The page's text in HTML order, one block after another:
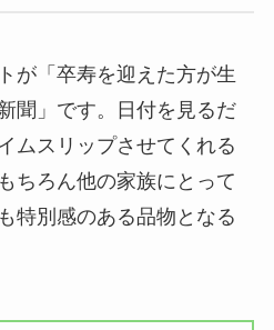
が「卒寿を迎えた方が生
聞」です。日付を見るだ
ムスリップさせてくれる
ちろん他の家族にとって
特別感のある品物となる